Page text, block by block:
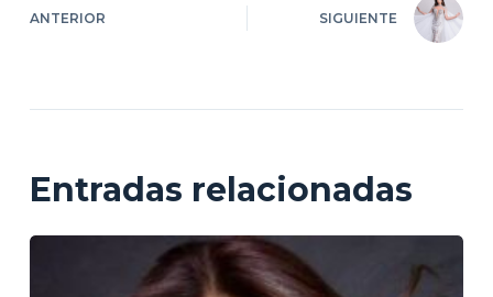
ANTERIOR SIGUIENTE
Entradas relacionadas